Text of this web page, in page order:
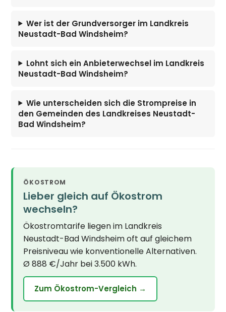
Wer ist der Grundversorger im Landkreis
Neustadt-Bad Windsheim?
Lohnt sich ein Anbieterwechsel im Landkreis
Neustadt-Bad Windsheim?
Wie unterscheiden sich die Strompreise in
den Gemeinden des Landkreises Neustadt-
Bad Windsheim?
ÖKOSTROM
Lieber gleich auf Ökostrom
wechseln?
Ökostromtarife liegen im Landkreis
Neustadt-Bad Windsheim oft auf gleichem
Preisniveau wie konventionelle Alternativen.
Ø 888 €/Jahr bei 3.500 kWh.
Zum Ökostrom-Vergleich →